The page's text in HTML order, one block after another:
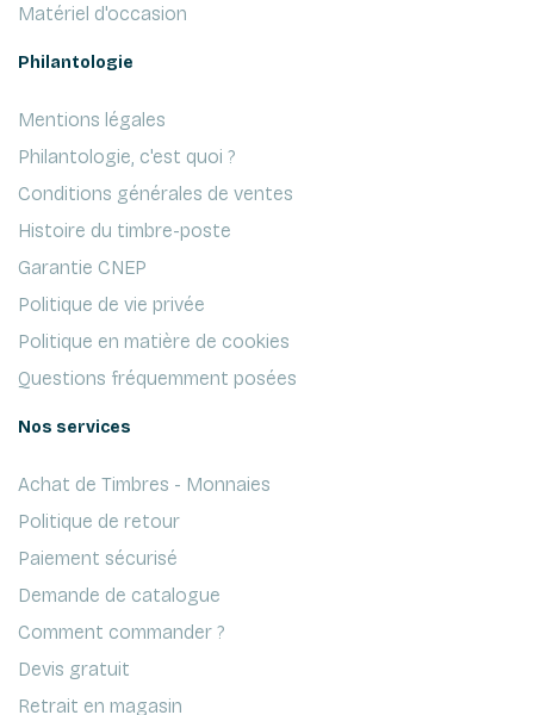
Matériel d'occasion
Philantologie
Mentions légales
Philantologie, c'est quoi ?
Conditions générales de ventes
Histoire du timbre-poste
Garantie CNEP
Politique de vie privée
Politique en matière de cookies
Questions fréquemment posées
Nos services
Achat de Timbres - Monnaies
Politique de retour
Paiement sécurisé
Demande de catalogue
Comment commander ?
Devis gratuit
Retrait en magasin